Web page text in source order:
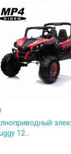
12...